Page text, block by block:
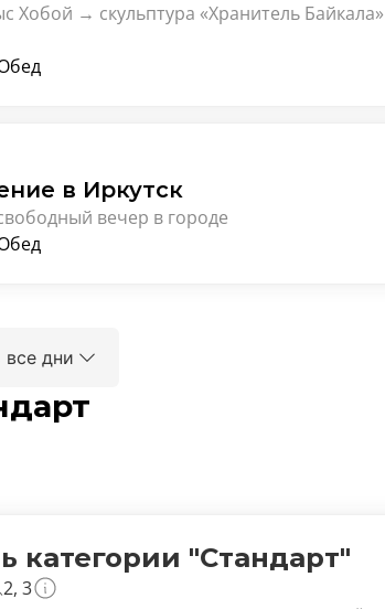
→ скульптура «Хранитель Байкала»
в Иркутск
вечер в городе
все дни
категории "Стандарт"
2, 3